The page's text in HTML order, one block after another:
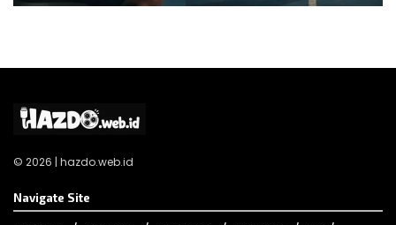
© 2026 | hazdo.web.id
Navigate Site